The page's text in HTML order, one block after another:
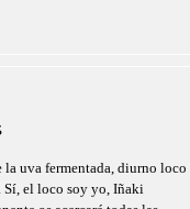
la uva fermentada, diurno loco
Sí, el loco soy yo, Iñaki